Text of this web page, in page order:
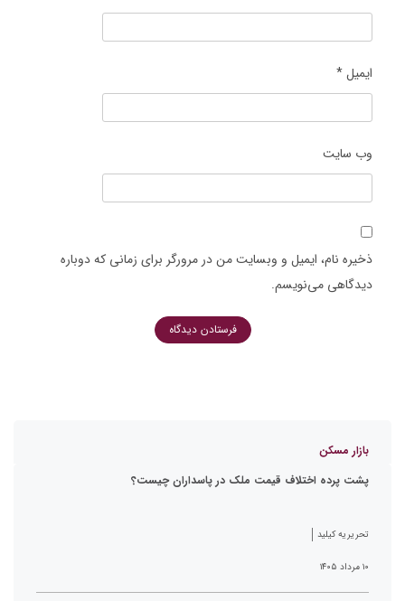
ایمیل*
وب‌ سایت
ذخیره نام، ایمیل و وبسایت من در مرورگر برای زمانی که دوباره
دیدگاهی می‌نویسم.
بازار مسکن
پشت پرده اختلاف قیمت ملک در پاسداران چیست؟
تحریریه کیلید
۱۰ مرداد ۱۴۰۵